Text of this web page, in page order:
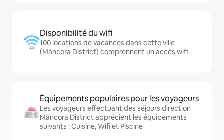
Disponibilité du wifi
100 locations de vacances dans cette ville
(Máncora District) comprennent un accès wifi
Équipements populaires pour les voyageurs
Les voyageurs effectuant des séjours direction
Máncora District apprécient les équipements
suivants : Cuisine, Wifi et Piscine